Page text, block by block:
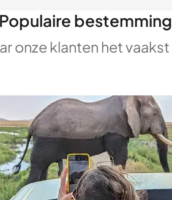
Populaire
onze klanten het